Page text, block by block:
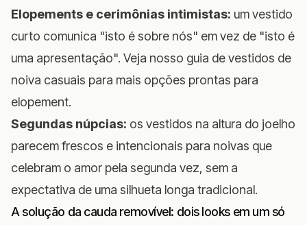
Elopements e cerimônias intimistas: um vestido
curto comunica "isto é sobre nós" em vez de "isto é
uma apresentação". Veja nosso guia de vestidos de
noiva casuais para mais opções prontas para
elopement.
Segundas núpcias: os vestidos na altura do joelho
parecem frescos e intencionais para noivas que
celebram o amor pela segunda vez, sem a
expectativa de uma silhueta longa tradicional.
A solução da cauda removível: dois looks em um só